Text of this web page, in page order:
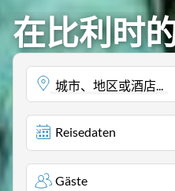
在比利时
城市、地区或酒店...
Reisedaten
Gäste